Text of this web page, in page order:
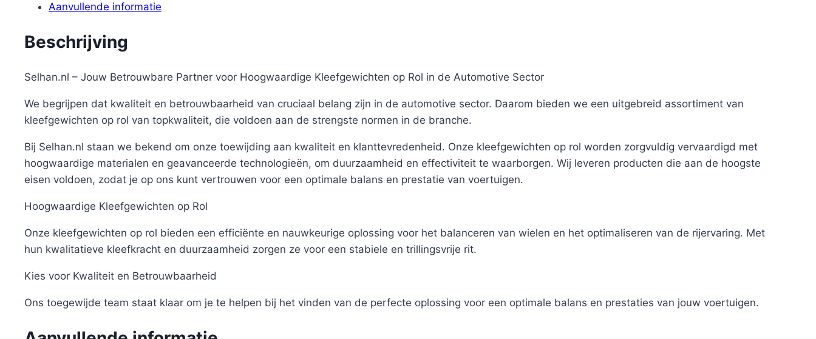
aantalAanvullende informatie
Beschrijving
Selhan.nl – Jouw Betrouwbare Partner voor Hoogwaardige Kleefgewichten op Rol in de Automotive Sector
We begrijpen dat kwaliteit en betrouwbaarheid van cruciaal belang zijn in de automotive sector. Daarom bieden we een uitgebreid assortiment van
kleefgewichten op rol van topkwaliteit, die voldoen aan de strengste normen in de branche.
Bij Selhan.nl staan we bekend om onze toewijding aan kwaliteit en klanttevredenheid. Onze kleefgewichten op rol worden zorgvuldig vervaardigd met
hoogwaardige materialen en geavanceerde technologieën, om duurzaamheid en effectiviteit te waarborgen. Wij leveren producten die aan de hoogste
eisen voldoen, zodat je op ons kunt vertrouwen voor een optimale balans en prestatie van voertuigen.
Hoogwaardige Kleefgewichten op Rol
Onze kleefgewichten op rol bieden een efficiënte en nauwkeurige oplossing voor het balanceren van wielen en het optimaliseren van de rijervaring. Met
hun kwalitatieve kleefkracht en duurzaamheid zorgen ze voor een stabiele en trillingsvrije rit.
Kies voor Kwaliteit en Betrouwbaarheid
Ons toegewijde team staat klaar om je te helpen bij het vinden van de perfecte oplossing voor een optimale balans en prestaties van jouw voertuigen.